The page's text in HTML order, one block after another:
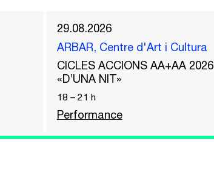
29.08.2026
ARBAR, Centre d'Art i Cultura
CICLES ACCIONS AA+AA 2026
«D’UNA NIT»
18 – 21 h
Performance